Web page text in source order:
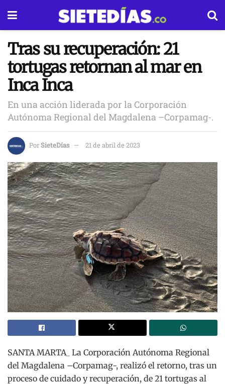
Tras su recuperación: 21
tortugas retornan al mar en
Inca Inca
En una acción liderada por la Corporación
Autónoma Regional del Magdalena –Corpamag-.
PorSieteDías 21 de abril de 2023
SANTA MARTA_ La Corporación Autónoma Regional
del Magdalena –Corpamag-, realizó el retorno, tras un
proceso de cuidado y recuperación, de 21 tortugas al